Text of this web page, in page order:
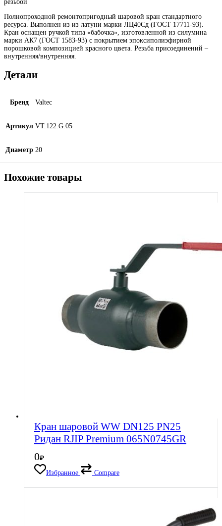
резьбой
Полнопроходной ремонтопригодный шаровой кран стандартного
ресурса. Выполнен из из латуни марки ЛЦ40Сд (ГОСТ 17711-93).
Кран оснащен ручкой типа «бабочка», изготовленной из силумина
марки АК7 (ГОСТ 1583-93) с покрытием эпоксиполиэфирной
порошковой композицией красного цвета. Резьба присоединений –
внутренняя/внутренняя.
Детали
Бренд Valtec
Артикул VT.122.G.05
Диаметр 20
Похожие товары
Кран шаровой WW DN125 PN25
Ридан RJIP Premium 065N0745GR
0₽
Избранное
Compare